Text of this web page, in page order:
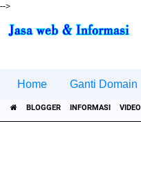
-->
Home Ganti Domain
BLOGGER INFORMASI VIDEO